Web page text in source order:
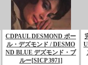
CDPAUL DESMOND ポー
ル・デズモンド / DESMO
ND BLUE デズモンド・ブ
ルー[SICP 3971]